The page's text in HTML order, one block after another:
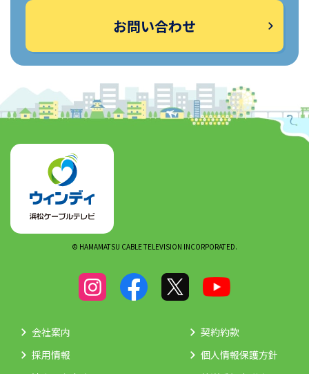
お問い合わせ
© HAMAMATSU CABLE TELEVISION INCORPORATED.
会社案内
採用情報
契約約款
個人情報保護方針